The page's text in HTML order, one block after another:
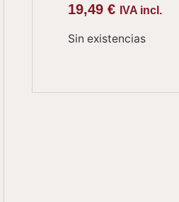
19,49 € IVA incl.
Sin existencias